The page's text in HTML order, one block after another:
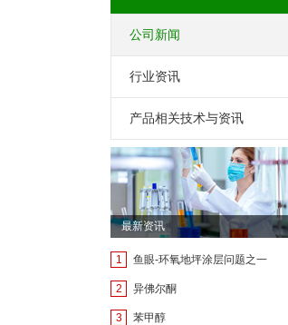
公司新闻
行业资讯
产品相关技术与资讯
最新资讯
1 鱼眼-环氧地坪涂层问题之一
2 异佛尔酮
3 苯甲醇